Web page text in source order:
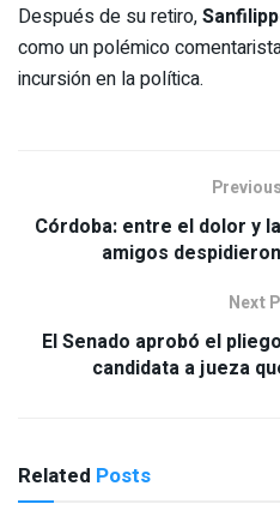
Después de su retiro,
como un polémico
incursión en la política.
Córdoba: entre el dolor y
amigos
Next
El Senado aprobó el
candidata a jueza
Related Posts